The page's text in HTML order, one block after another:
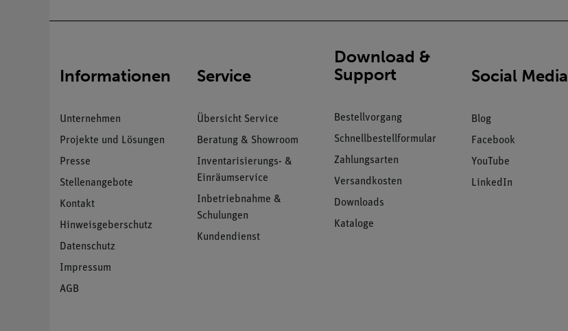
Informationen
Unternehmen
Projekte und Lösungen
Presse
Stellenangebote
Kontakt
Hinweisgeberschutz
Datenschutz
Impressum
AGB
Service
Übersicht Service
Beratung & Showroom
Inventarisierungs- &
Einräumservice
Inbetriebnahme &
Schulungen
Kundendienst
Download &
Support
Bestellvorgang
Schnellbestellformular
Zahlungsarten
Versandkosten
Downloads
Kataloge
Social Media
Blog
Facebook
YouTube
LinkedIn